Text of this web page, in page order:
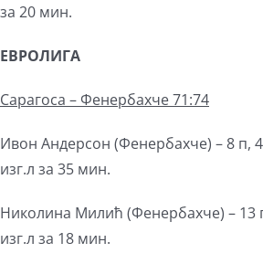
за 20 мин.
ЕВРОЛИГА
Сарагоса – Фенербахче 71:74
Ивон Андерсон (Фенербахче) – 8 п, 4
изг.л за 35 мин.
Николина Милић (Фенербахче) – 13
изг.л за 18 мин.